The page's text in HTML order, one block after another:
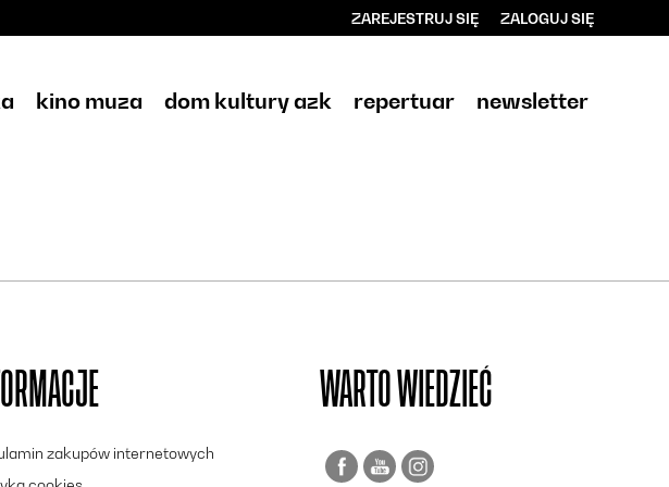
ZAREJESTRUJ SIĘ ZALOGUJ SIĘ
kino muza dom kultury azk repertuar newsletter
zakupów internetowych
WARTO WIEDZIEĆ